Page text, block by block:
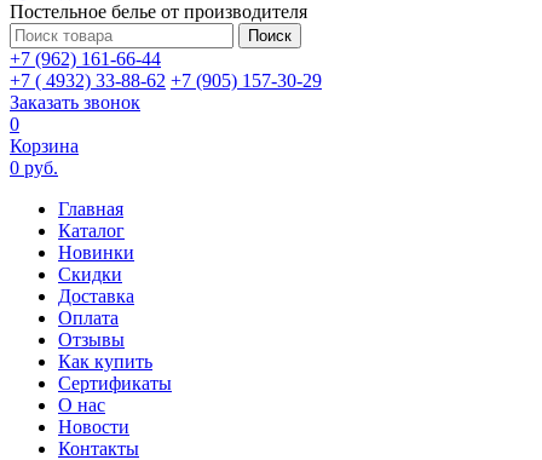
Постельное белье от производителя
Поиск
+7 (962) 161-66-44
+7 ( 4932) 33-88-62 +7 (905) 157-30-29
Заказать звонок
0
Корзина
0 руб.
Главная
Каталог
Новинки
Скидки
Доставка
Оплата
Отзывы
Как купить
Сертификаты
О нас
Новости
Контакты